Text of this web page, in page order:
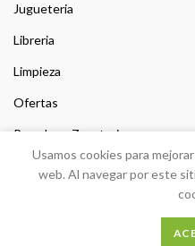
Jugueteria
Libreria
Limpieza
Ofertas
Prendas y Zapateria
Usamos cookies para
web. Al navegar por este